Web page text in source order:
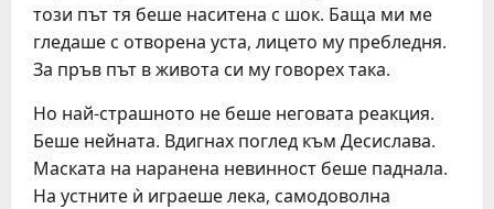
този път тя беше наситена с шок. Баща ми ме
гледаше с отворена уста, лицето му пребледня.
За пръв път в живота си му говорех така.
Но най-страшното не беше неговата реакция.
Беше нейната. Вдигнах поглед към Десислава.
Маската на наранена невинност беше паднала.
На устните ѝ играеше лека, самодоволна